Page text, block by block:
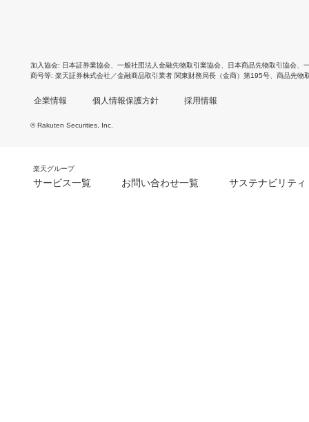
加入協会 日本証券業協会 一般社団法人金融先物取引業協会 日本商品先物取引協会
商号等 楽天証券株式会社／金融商品取引業者 関東財務局長（金商）第195号、商品先物
企業情報 個人情報保護方針 採用情報
© Rakuten Securities, Inc.
楽天グループ
サービス一覧 お問い合わせ一覧 サステナビリティ